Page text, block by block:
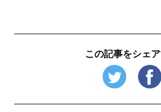
この記事をシェ